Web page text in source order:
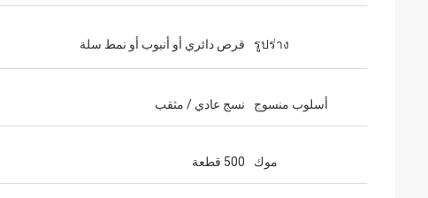
รูปร่าง قرص دائري أو أنبوب أو نمط سلة
أسلوب منسوج نسج عادي / مثقب
موك 500 قطعة